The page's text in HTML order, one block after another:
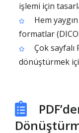
işlemi için
Hem
formatlar
Çok sayfalı
dönüştürmek